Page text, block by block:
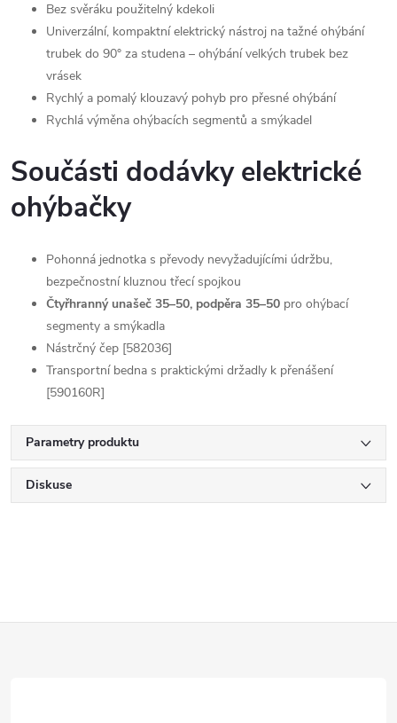
Bez svěráku použitelný kdekoli
Univerzální, kompaktní elektrický nástroj na tažné ohýbání
trubek do 90° za studena – ohýbání velkých trubek bez
vrásek
Rychlý a pomalý klouzavý pohyb pro přesné ohýbání
Rychlá výměna ohýbacích segmentů a smýkadel
Součásti dodávky elektrické
ohýbačky
Pohonná jednotka s převody nevyžadujícími údržbu,
bezpečnostní kluznou třecí spojkou
Čtyřhranný unašeč 35–50, podpěra 35–50 pro ohýbací
segmenty a smýkadla
Nástrčný čep [582036]
Transportní bedna s praktickými držadly k přenášení
[590160R]
Parametry produktu
Diskuse